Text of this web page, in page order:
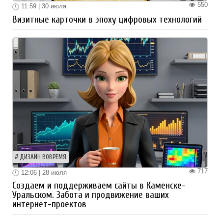
550
11:59 | 30 июля
Визитные карточки в эпоху цифровых технологий
ДИЗАЙН ВОВРЕМЯ
717
12:06 | 28 июля
Создаем и поддерживаем сайты в Каменске-
Уральском. Забота и продвижение ваших
интернет-проектов